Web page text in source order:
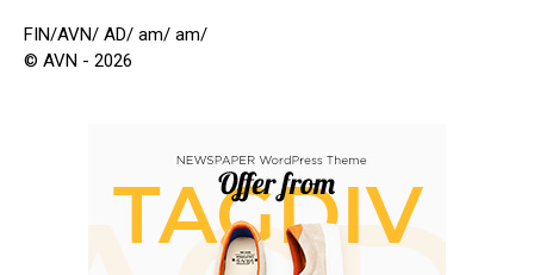
FIN/AVN/ AD/ am/ am/
© AVN - 2026